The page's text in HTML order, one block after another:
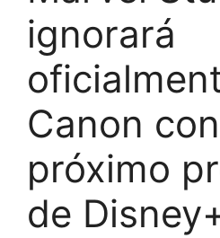
ignorará
Canon
próximo
de